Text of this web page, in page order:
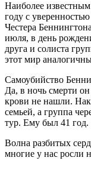
Наиболее
году с
Честера
июля, в день
друга и солиста
этот мир
Самоубийство
Да, в ночь смерти он
крови не нашли.
семьей, а группа
тур. Ему был 41 год.
Волна разбитых
многие у нас росли